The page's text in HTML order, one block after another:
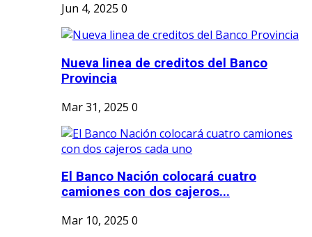
Jun 4, 2025 0
Nueva linea de creditos del Banco
Provincia
Mar 31, 2025 0
El Banco Nación colocará cuatro
camiones con dos cajeros...
Mar 10, 2025 0